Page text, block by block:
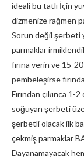
ideali bu tatlı İçin
dizmenize rağmen
Sorun değil şerbeti
parmaklar
fırına verin ve 15-
pembeleşirse
Fırından çıkınca 1-
soğuyan şerbeti
şerbetli olacak ilk
çekmiş parmaklar
Dayanamayacak